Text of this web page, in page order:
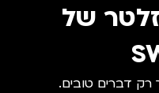
של
רק דברים טובים.